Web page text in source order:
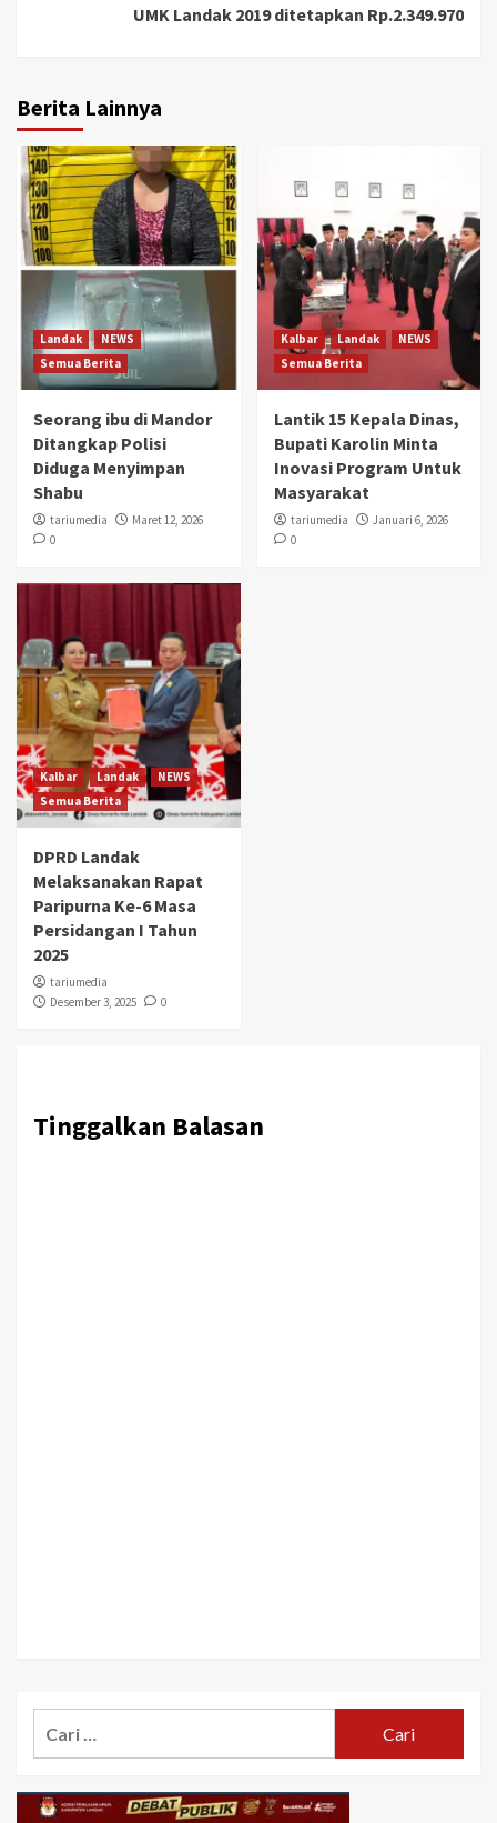
UMK Landak 2019 ditetapkan Rp.2.349.970
Berita Lainnya
Landak
NEWS
Semua Berita
Seorang ibu di Mandor
Ditangkap Polisi
Diduga Menyimpan
Shabu
tariumedia
Maret 12, 2026
0
Kalbar Landak
NEWS
Semua Berita
Lantik 15 Kepala Dinas,
Bupati Karolin Minta
Inovasi Program Untuk
Masyarakat
tariumedia
Januari 6, 2026
0
Kalbar Landak
NEWS
Semua Berita
DPRD Landak
Melaksanakan Rapat
Paripurna Ke-6 Masa
Persidangan I Tahun
2025
tariumedia
Desember 3, 2025
0
Tinggalkan Balasan